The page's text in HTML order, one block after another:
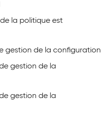
la politique est
gestion de la configuration
gestion de la
gestion de la